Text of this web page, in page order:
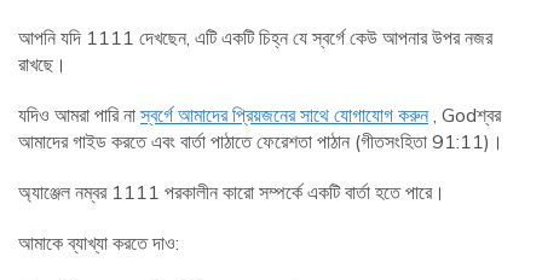
আপনি যদি 1111 দেখছেন, এটি একটি চিহ্ন যে স্বর্গে কেউ আপনার উপর নজর
রাখছে।
যদিও আমরা পারি নাস্বর্গে আমাদের প্রিয়জনের সাথে যোগাযোগ করুন , Godশ্বর
আমাদের গাইড করতে এবং বার্তা পাঠাতে ফেরেশতা পাঠান (গীতসংহিতা 91:11)।
অ্যাঞ্জেল নম্বর 1111 পরকালীন কারো সম্পর্কে একটি বার্তা হতে পারে।
আমাকে ব্যাখ্যা করতে দাও: